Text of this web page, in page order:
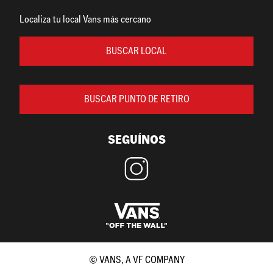
Localiza tu local Vans más cercano
BUSCAR LOCAL
BUSCAR PUNTO DE RETIRO
SEGUÍNOS
© VANS, A VF COMPANY